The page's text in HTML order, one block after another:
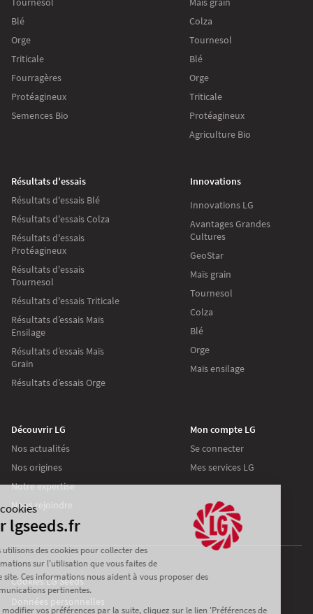
Blé
Orge
Triticale
Fourragères
Protéagineux
Semences Bio
Colza
Tournesol
Blé
Orge
Triticale
Protéagineux
Agriculture Bio
Résultats d'essais
Résultats d'essais Blé
Résultats d'essais Colza
Résultats d'essais
Protéagineux
Résultats d'essais
Tournesol
Résultats d'essais Triticale
Résultats d’essais Maïs
Ensilage
Résultats d’essais Maïs
Grain
Résultats d’essais Orge
Innovations
Innovations LG
Avantages Grandes
Cultures
GeoStar
Maïs grain
Tournesol
Colza
Blé
Orge
Maïs ensilage
Découvrir LG
Nos actualités
Nos origines
Notre expertise
Nous rejoindre
Mon compte LG
Se connecter
Mes services LG
Cookies LG Seeds
Données personnelles
Continuer sans accepter
Les cookies
Sur lgseeds.fr
Nous utilisons des cookies pour collecter des
informations sur l’utilisation que vous faites de
notre site. Ces informations nous aident à vous proposer des
communications pertinentes.
Pour modifier vos préférences par la suite, cliquez sur le lien 'Préférences de